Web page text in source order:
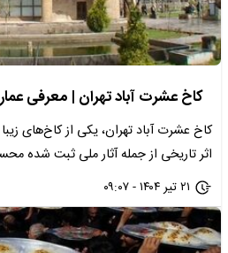
کاخ عشرت آباد تهران | معرفی
کاخ عشرت آباد تهران، یکی از کاخ‌های
اثر تاریخی از جمله آثار ملی ثبت شده
۲۱ تیر ۱۴۰۴ - ۰۹:۰۷